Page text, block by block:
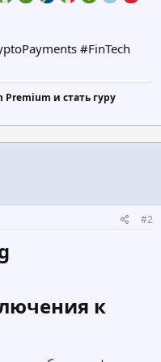
#FinTech
и стать гуру
#2
к